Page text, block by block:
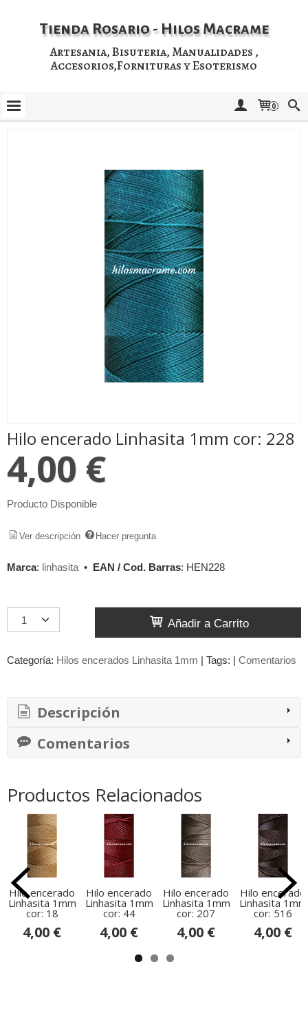
Tienda Rosario - Hilos Macrame
Artesania, Bisuteria, Manualidades ,
Accesorios,Fornituras y Esoterismo
0
Hilo encerado Linhasita 1mm cor: 228
4,00 €
Producto Disponible
Ver descripción Hacer pregunta
Marca: linhasita • EAN / Cod. Barras: HEN228
Añadir a Carrito
Categoría: Hilos encerados Linhasita 1mm | Tags: | Comentarios
Descripción
Comentarios
Productos Relacionados
Hilo encerado
Linhasita 1mm
cor: 18
4,00 €
Hilo encerado
Linhasita 1mm
cor: 44
4,00 €
Hilo encerado
Linhasita 1mm
cor: 207
4,00 €
Hilo encerado
Linhasita 1mm
cor: 516
4,00 €